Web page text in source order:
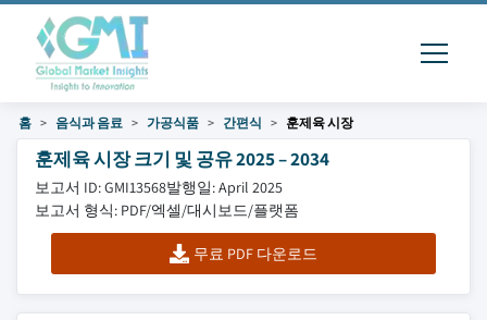
홈 음식과 음료 가공식품 간편식 훈제육 시장
훈제육 시장 크기 및 공유 2025 – 2034
보고서 ID: GMI13568발행일: April 2025
보고서 형식: PDF/엑셀/대시보드/플랫폼
무료 PDF 다운로드